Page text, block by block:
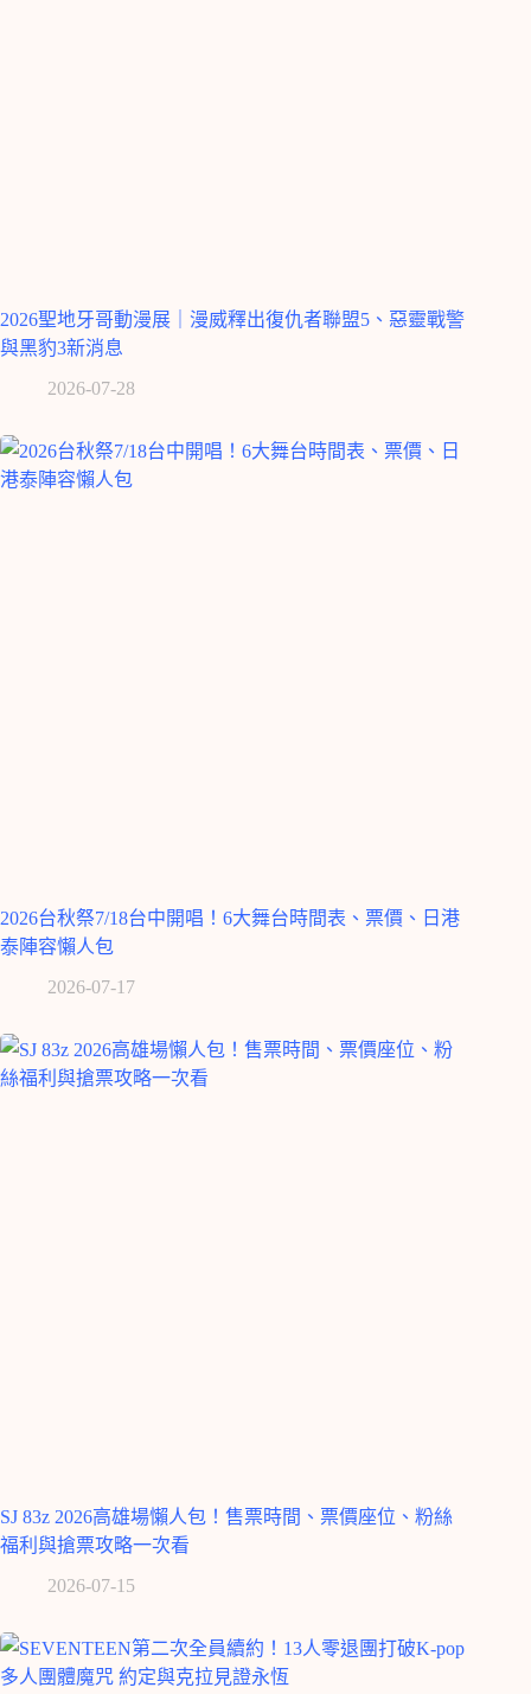
2026聖地牙哥動漫展｜漫威釋出復仇者聯盟5、惡靈戰警
與黑豹3新消息
2026-07-28
2026台秋祭7/18台中開唱！6大舞台時間表、票價、日港
泰陣容懶人包
2026-07-17
SJ 83z 2026高雄場懶人包！售票時間、票價座位、粉絲
福利與搶票攻略一次看
2026-07-15